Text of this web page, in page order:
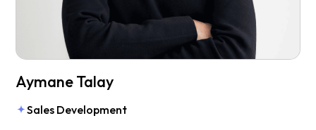
Aymane Talay
Sales Development